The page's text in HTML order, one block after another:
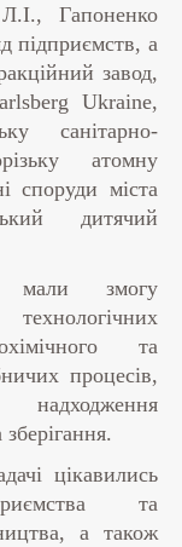
Гапоненко
підприємств, а
завод,
Ukraine,
санітарно-
атомну
споруди міста
дитячий
мали змогу
та
процесів,
надходження
цікавились
та
а також